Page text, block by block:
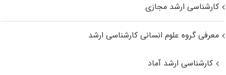
کارشناسی ارشد مجازی
معرفی گروه علوم انسانی کارشناسی ارشد
کارشناسی ارشد آماد